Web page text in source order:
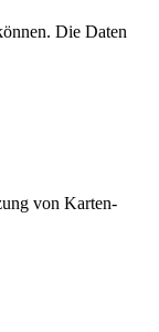
Die Daten
von Karten-